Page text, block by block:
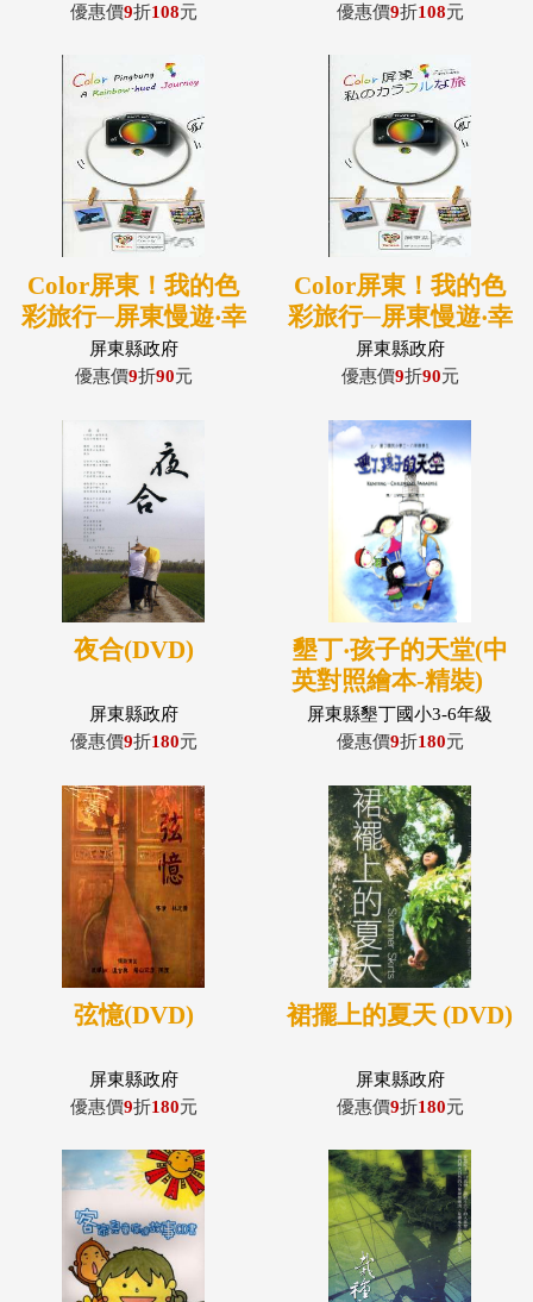
優惠價9折108元
優惠價9折108元
Color屏東！我的色
彩旅行─屏東慢遊‧幸
福輕旅行觀光導覽手
冊(英文版)
屏東縣政府
優惠價9折90元
Color屏東！我的色
彩旅行─屏東慢遊‧幸
福輕旅行觀光導覽手
冊(日文版)
屏東縣政府
優惠價9折90元
夜合(DVD)
屏東縣政府
優惠價9折180元
墾丁‧孩子的天堂(中
英對照繪本-精裝)
★第四屆國家出版
獎 入選
屏東縣墾丁國小3-6年級
優惠價9折180元
弦憶(DVD)
屏東縣政府
優惠價9折180元
裙擺上的夏天 (DVD)
屏東縣政府
優惠價9折180元